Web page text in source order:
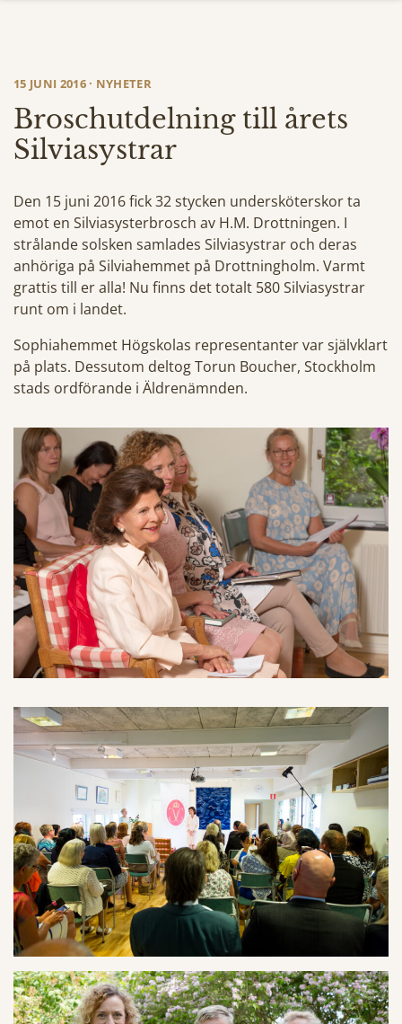
15 JUNI 2016 · NYHETER
Broschutdelning till årets
Silviasystrar
Den 15 juni 2016 fick 32 stycken undersköterskor ta
emot en Silviasysterbrosch av H.M. Drottningen. I
strålande solsken samlades Silviasystrar och deras
anhöriga på Silviahemmet på Drottningholm. Varmt
grattis till er alla! Nu finns det totalt 580 Silviasystrar
runt om i landet.
Sophiahemmet Högskolas representanter var självklart
på plats. Dessutom deltog Torun Boucher, Stockholm
stads ordförande i Äldrenämnden.